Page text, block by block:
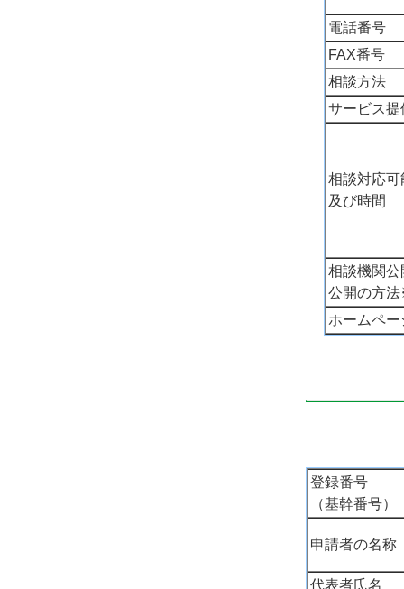
電話番号
FAX番号
相談方法
サービス
相談対応可
及び時間
相談機関公
公開の方
ホームペー
登録番号
（基幹番号）
申請者の名称
代表者氏名